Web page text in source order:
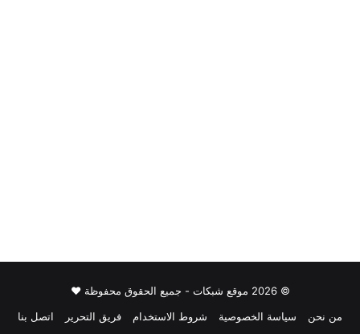
© 2026 موقع شبكات - جميع الحقوق محفوظة ♥
من نحن
سياسة الخصوصية شروط الاستخدام فريق التحرير اتصل بنا